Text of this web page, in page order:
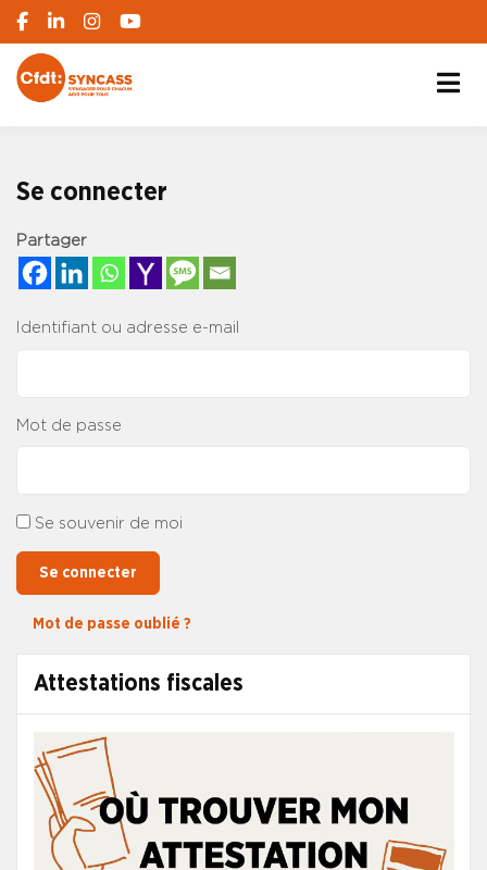
Attestations fiscales
Se connecter
Partager
Identifiant ou adresse e-mail
Mot de passe
Se souvenir de moi
Se connecter
Mot de passe oublié ?